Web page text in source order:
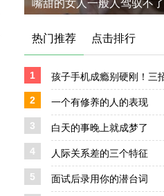
嘴甜的女人一般人驾驭不了
热门推荐 点击排行
1
2 一个有修养的人的表现
3 白天的事晚上就成梦了
4 人际关系差的三个特征
5 面试后录用你的潜台词